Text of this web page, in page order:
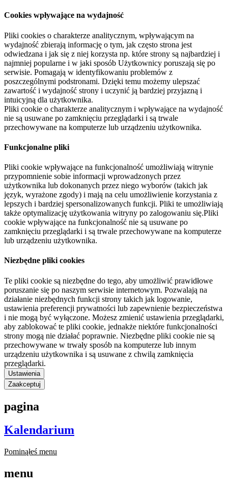
Cookies wpływające na wydajność
Pliki cookies o charakterze analitycznym, wpływającym na
wydajność zbierają informację o tym, jak często strona jest
odwiedzana i jak się z niej korzysta np. które strony są najbardziej i
najmniej popularne i w jaki sposób Użytkownicy poruszają się po
serwisie. Pomagają w identyfikowaniu problemów z
poszczególnymi podstronami. Dzięki temu możemy ulepszać
zawartość i wydajność strony i uczynić ją bardziej przyjazną i
intuicyjną dla użytkownika.
Pliki cookie o charakterze analitycznym i wpływające na wydajność
nie są usuwane po zamknięciu przeglądarki i są trwale
przechowywane na komputerze lub urządzeniu użytkownika.
Funkcjonalne pliki
Pliki cookie wpływające na funkcjonalność umożliwiają witrynie
przypomnienie sobie informacji wprowadzonych przez
użytkownika lub dokonanych przez niego wyborów (takich jak
język, wyrażone zgody) i mają na celu umożliwienie korzystania z
lepszych i bardziej spersonalizowanych funkcji. Pliki te umożliwiają
także optymalizację użytkowania witryny po zalogowaniu się.Pliki
cookie wpływające na funkcjonalność nie są usuwane po
zamknięciu przeglądarki i są trwale przechowywane na komputerze
lub urządzeniu użytkownika.
Niezbędne pliki cookies
Te pliki cookie są niezbędne do tego, aby umożliwić prawidłowe
poruszanie się po naszym serwisie internetowym. Pozwalają na
działanie niezbędnych funkcji strony takich jak logowanie,
ustawienia preferencji prywatności lub zapewnienie bezpieczeństwa
i nie mogą być wyłączone. Możesz zmienić ustawienia przeglądarki,
aby zablokować te pliki cookie, jednakże niektóre funkcjonalności
strony mogą nie działać poprawnie. Niezbędne pliki cookie nie są
przechowywane w trwały sposób na komputerze lub innym
urządzeniu użytkownika i są usuwane z chwilą zamknięcia
przeglądarki.
Ustawienia
Zaakceptuj
pagina
Kalendarium
Pominąłeś menu
menu